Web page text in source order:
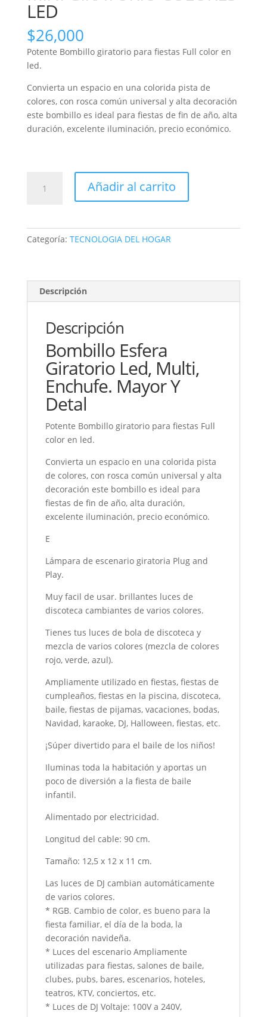
LED
$26,000
Potente Bombillo giratorio para fiestas Full color en
led.
Convierta un espacio en una colorida pista de
colores, con rosca común universal y alta decoración
este bombillo es ideal para fiestas de fin de año, alta
duración, excelente iluminación, precio económico.
REFLECTOR
Añadir al carrito
Categoría: TECNOLOGIA DEL HOGAR
Descripción
Descripción
Bombillo Esfera
Giratorio Led, Multi,
Enchufe. Mayor Y
Detal
Potente Bombillo giratorio para fiestas Full
color en led.
Convierta un espacio en una colorida pista
de colores, con rosca común universal y alta
decoración este bombillo es ideal para
fiestas de fin de año, alta duración,
excelente iluminación, precio económico.
E
Lámpara de escenario giratoria Plug and
Play.
Muy facil de usar. brillantes luces de
discoteca cambiantes de varios colores.
Tienes tus luces de bola de discoteca y
mezcla de varios colores (mezcla de colores
rojo, verde, azul).
Ampliamente utilizado en fiestas, fiestas de
cumpleaños, fiestas en la piscina, discoteca,
baile, fiestas de pijamas, vacaciones, bodas,
Navidad, karaoke, DJ, Halloween, fiestas, etc.
¡Súper divertido para el baile de los niños!
Iluminas toda la habitación y aportas un
poco de diversión a la fiesta de baile
infantil.
Alimentado por electricidad.
Longitud del cable: 90 cm.
Tamaño: 12,5 x 12 x 11 cm.
Las luces de DJ cambian automáticamente
de varios colores.
* RGB. Cambio de color, es bueno para la
fiesta familiar, el día de la boda, la
decoración navideña.
* Luces del escenario Ampliamente
utilizadas para fiestas, salones de baile,
clubes, pubs, bares, escenarios, hoteles,
teatros, KTV, conciertos, etc.
* Luces de DJ Voltaje: 100V a 240V,